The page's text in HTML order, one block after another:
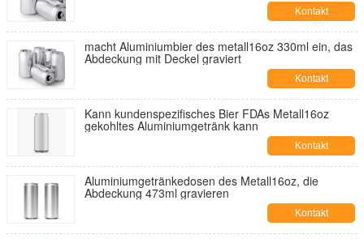
Kontakt
macht Aluminiumbier des metall16oz 330ml ein, das
Abdeckung mit Deckel graviert
Kontakt
Kann kundenspezifisches Bier FDAs Metall16oz
gekohltes Aluminiumgetränk kann
Kontakt
Aluminiumgetränkedosen des Metall16oz, die
Abdeckung 473ml gravieren
Kontakt